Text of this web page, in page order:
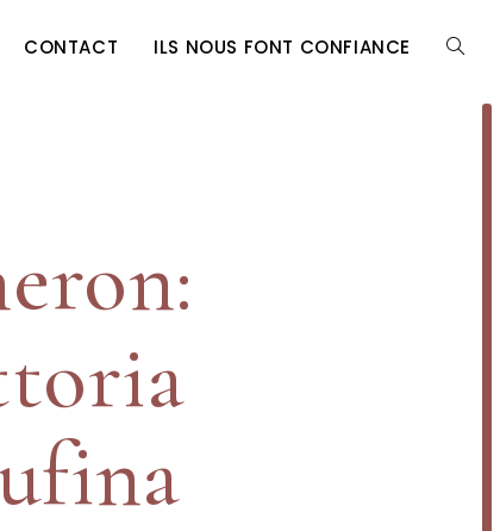
CONTACT ILS NOUS FONT CONFIANCE